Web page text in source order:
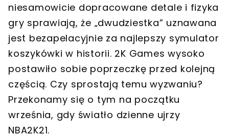
niesamowicie dopracowane detale i fizyka
gry sprawiają, że „dwudziestka” uznawana
jest bezapelacyjnie za najlepszy symulator
koszykówki w historii. 2K Games wysoko
postawiło sobie poprzeczkę przed kolejną
częścią. Czy sprostają temu wyzwaniu?
Przekonamy się o tym na początku
września, gdy światło dzienne ujrzy
NBA2K21.